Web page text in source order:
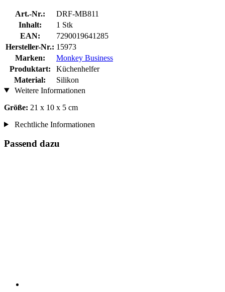
Art.-Nr.:
DRF-MB811
Inhalt:
1 Stk
EAN:
7290019641285
Hersteller-Nr.: 15973
Marken:
Monkey Business
Produktart:
Küchenhelfer
Material:
Silikon
Weitere Informationen
Größe: 21 x 10 x 5 cm
Rechtliche Informationen
Passend dazu